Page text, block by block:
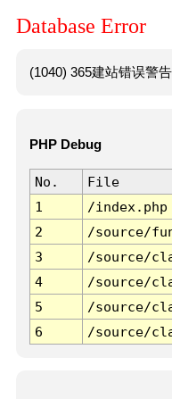
Database Error
(1040) 365建站错误警
PHP Debug
No. File
1
/index.php
2
/source/
3
/source/
4
/source/
5
/source/
6
/source/